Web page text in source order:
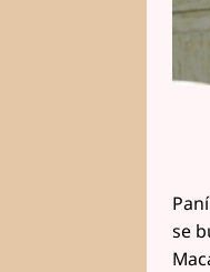
se